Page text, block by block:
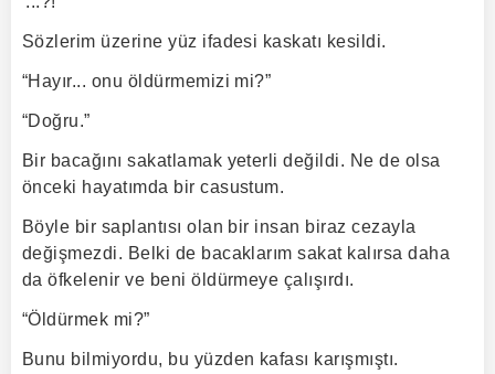
Sözlerim üzerine yüz ifadesi kaskatı kesildi.
“Hayır... onu öldürmemizi mi?”
“Doğru.”
Bir bacağını sakatlamak yeterli değildi. Ne de olsa
önceki hayatımda bir casustum.
Böyle bir saplantısı olan bir insan biraz cezayla
değişmezdi. Belki de bacaklarım sakat kalırsa daha
da öfkelenir ve beni öldürmeye çalışırdı.
“Öldürmek mi?”
Bunu bilmiyordu, bu yüzden kafası karışmıştı.